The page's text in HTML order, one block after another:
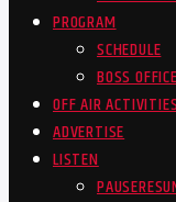
PROGRAM
SCHEDULE
BOSS
OFF AIR
ADVERTISE
LISTEN
PAUSE